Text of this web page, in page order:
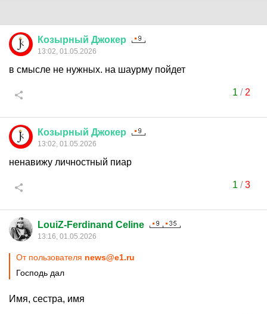
Козырный Джокер
13:02, 01.05.2026
в смысле не нужных. на шаурму пойдет
1 / 2
Козырный Джокер
13:02, 01.05.2026
ненавижу личностный пиар
1 /3
LouiZ-Ferdinand Celine
13:16, 01.05.2026
От пользователя news@e1.ru
Господь дал
Имя, сестра, имя